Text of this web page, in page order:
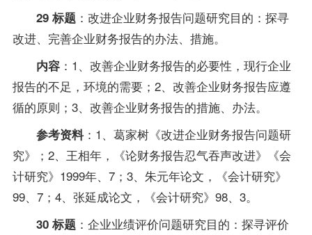
29 标题：改进企业财务报告问题研究目的：探寻
改进、完善企业财务报告的办法、措施。
内容：1、改善企业财务报告的必要性，现行企业
报告的不足，环境的需要；2、改善企业财务报告应遵
循的原则；3、改善企业财务报告的措施、办法。
参考资料：1、葛家树《改进企业财务报告问题研
究》；2、王相年，《论财务报告忍气吞声改进》《会
计研究》1999年、7；3、朱元年论文，《会计研究》
99、7；4、张延成论文，《会计研究》98、3。
30 标题：企业业绩评价问题研究目的：探寻评价